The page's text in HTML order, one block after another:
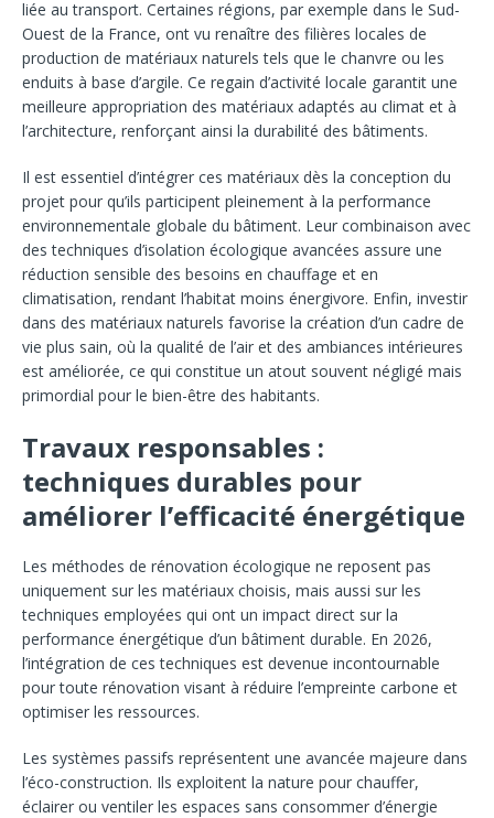
liée au transport. Certaines régions, par exemple dans le Sud-
Ouest de la France, ont vu renaître des filières locales de
production de matériaux naturels tels que le chanvre ou les
enduits à base d’argile. Ce regain d’activité locale garantit une
meilleure appropriation des matériaux adaptés au climat et à
l’architecture, renforçant ainsi la durabilité des bâtiments.
Il est essentiel d’intégrer ces matériaux dès la conception du
projet pour qu’ils participent pleinement à la performance
environnementale globale du bâtiment. Leur combinaison avec
des techniques d’isolation écologique avancées assure une
réduction sensible des besoins en chauffage et en
climatisation, rendant l’habitat moins énergivore. Enfin, investir
dans des matériaux naturels favorise la création d’un cadre de
vie plus sain, où la qualité de l’air et des ambiances intérieures
est améliorée, ce qui constitue un atout souvent négligé mais
primordial pour le bien-être des habitants.
Travaux responsables :
techniques durables pour
améliorer l’efficacité énergétique
Les méthodes de rénovation écologique ne reposent pas
uniquement sur les matériaux choisis, mais aussi sur les
techniques employées qui ont un impact direct sur la
performance énergétique d’un bâtiment durable. En 2026,
l’intégration de ces techniques est devenue incontournable
pour toute rénovation visant à réduire l’empreinte carbone et
optimiser les ressources.
Les systèmes passifs représentent une avancée majeure dans
l’éco-construction. Ils exploitent la nature pour chauffer,
éclairer ou ventiler les espaces sans consommer d’énergie